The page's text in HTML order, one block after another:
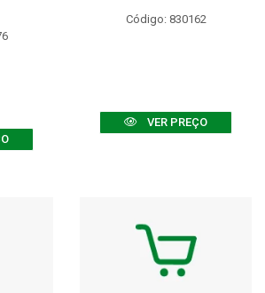
Código: 830162
VER PREÇO